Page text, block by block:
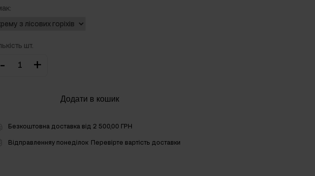
шт.
- +
Додати в кошик
Безкоштовна доставка від 2 500,00 ГРН
Відправленняу понеділок Перевірте вартість доставки